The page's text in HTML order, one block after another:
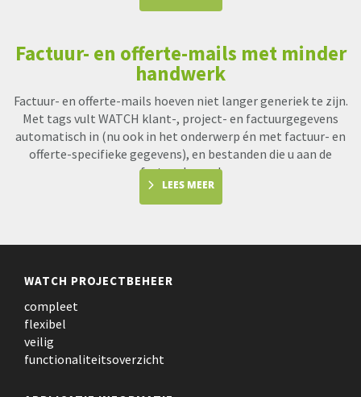
Factuur- en offerte-mails met minder
handwerk
Factuur- en offerte-mails hoeven niet langer generiek te zijn.
Met tags vult WATCH klant-, project- en factuurgegevens
automatisch in (nu ook in het onderwerp én met factuur- en
offerte-specifieke gegevens), en bestanden die u aan de
factuur koppel
LEES MEER
WATCH PROJECTBEHEER
compleet
flexibel
veilig
functionaliteitsoverzicht